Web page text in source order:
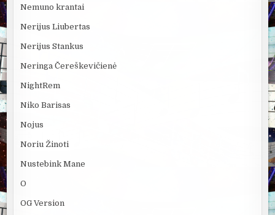
Nemuno krantai
Nerijus Liubertas
Nerijus Stankus
Neringa Čereškevičienė
NightRem
Niko Barisas
Nojus
Noriu Žinoti
Nustebink Mane
O
OG Version